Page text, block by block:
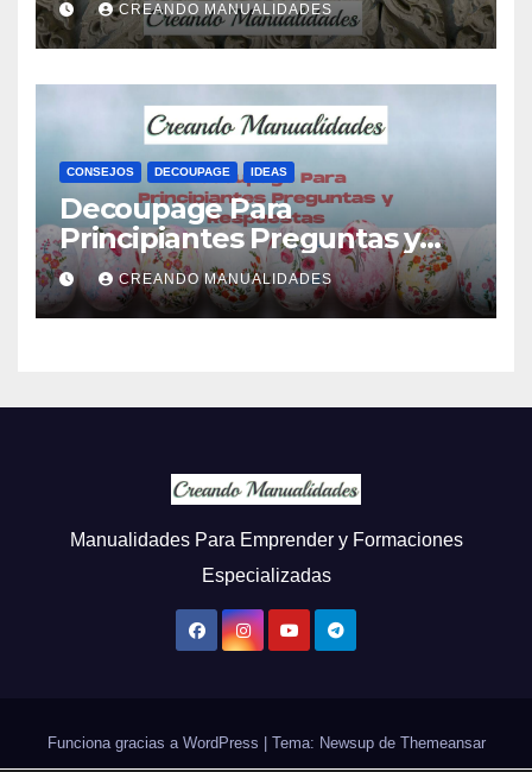
CREANDO MANUALIDADES
CONSEJOS DECOUPAGE IDEAS
Decoupage Para
Principiantes Preguntas y
Respuestas
CREANDO MANUALIDADES
Manualidades Para Emprender y Formaciones
Especializadas
Funciona gracias a WordPress | Tema: Newsup de Themeansar